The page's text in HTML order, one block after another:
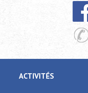
ACTIVITÉS